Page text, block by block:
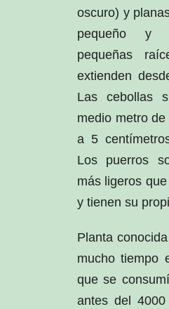
oscuro) y
pequeño y
pequeñas
extienden
Las cebollas
medio metro
a 5
Los puerros
más ligeros
y tienen su
Planta
mucho tiempo
que se
antes del